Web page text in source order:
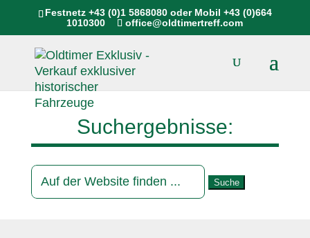
Festnetz +43 (0)1 5868080oder Mobil +43 (0)664
1010300
office@oldtimertreff.com
Suchergebnisse:
Suchen
nach: